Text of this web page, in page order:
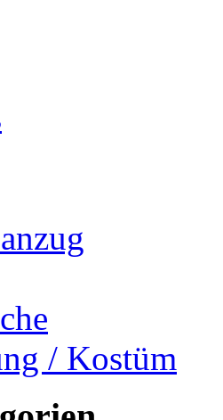
/ Kostüm